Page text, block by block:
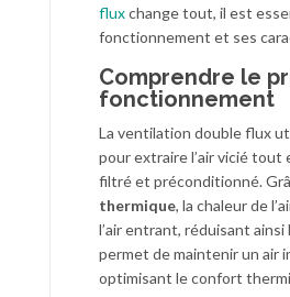
fluxchange tout, il est
fonctionnement et ses
Comprendre le
fonctionnement
La ventilation double flux
pour extraire l’air vicié tout
filtré et préconditionné.
thermique, la chaleur de
l’air entrant, réduisant ainsi
permet de maintenir un air
optimisant le confort